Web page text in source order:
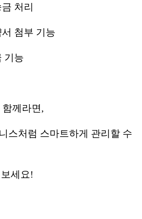
처리
첨부 기능
기능
께라면,
스처럼 스마트하게 관리할 수
세요!